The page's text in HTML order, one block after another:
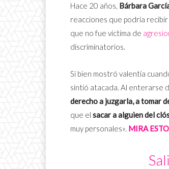
Hace 20 años, Bárbara
reacciones que podría
que no fue víctima de
discriminatorios.
Si bien mostró valentía
sintió atacada. Al enterarse
derecho a juzgarla, a tomar
que el sacar a alguien del
muy personales». MIRA